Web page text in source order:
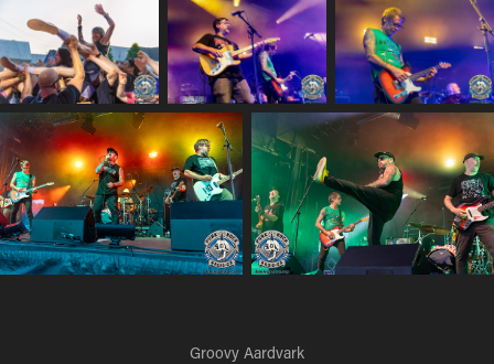
Groovy Aardvark